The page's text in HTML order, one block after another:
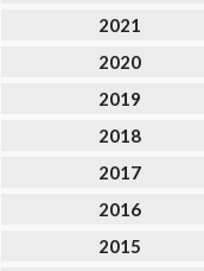
2021
2020
2019
2018
2017
2016
2015